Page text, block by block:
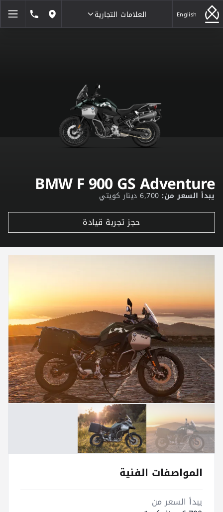
English
العلامات التجارية
مواقعنا
BMW F 900 GS Adventure
يبدأ السعر من:6,700 دينار كويتي
حجز تجربة قيادة
المواصفات الفنية
يبدأ السعر من